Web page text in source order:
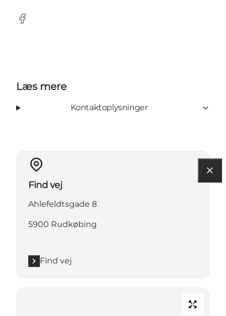
Facebook
Læs mere
Kontaktoplysninger
Find vej
Ahlefeldtsgade 8
5900 Rudkøbing
Find vej